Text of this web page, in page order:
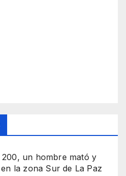
un hombre mató y
la zona Sur de La Paz